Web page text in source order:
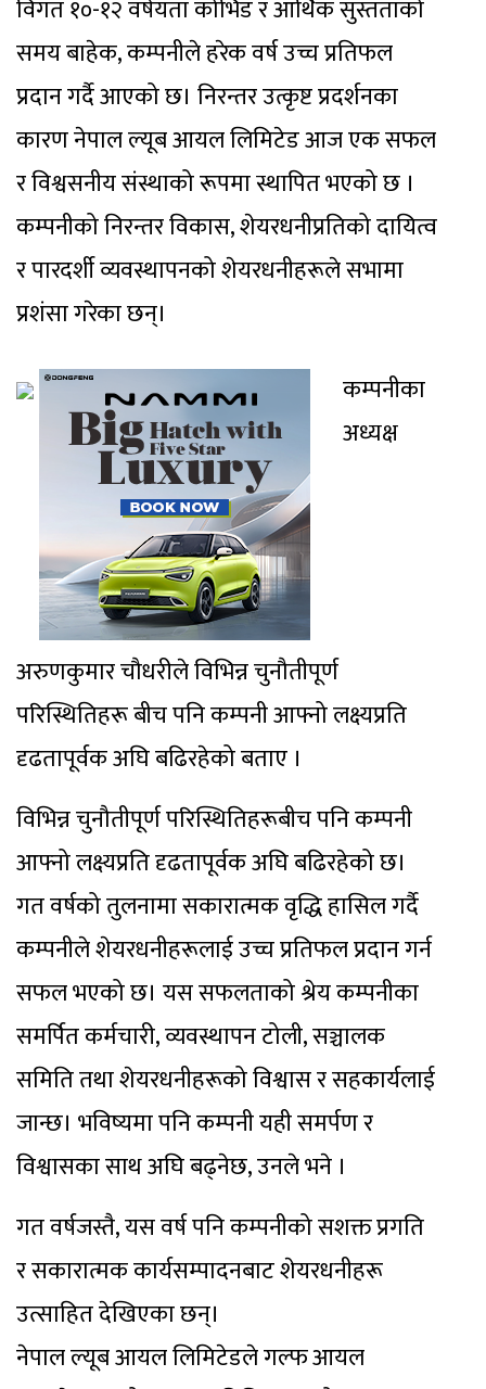
विगत १०-१२ वर्षयता कोभिड र आर्थिक सुस्तताको
समय बाहेक, कम्पनीले हरेक वर्ष उच्च प्रतिफल
प्रदान गर्दै आएको छ। निरन्तर उत्कृष्ट प्रदर्शनका
कारण नेपाल ल्यूब आयल लिमिटेड आज एक सफल
र विश्वसनीय संस्थाको रूपमा स्थापित भएको छ ।
कम्पनीको निरन्तर विकास, शेयरधनीप्रतिको दायित्व
र पारदर्शी व्यवस्थापनको शेयरधनीहरूले सभामा
प्रशंसा गरेका छन्।
कम्पनीका
अध्यक्ष
अरुणकुमार चौधरीले विभिन्न चुनौतीपूर्ण
परिस्थितिहरू बीच पनि कम्पनी आफ्नो लक्ष्यप्रति
दृढतापूर्वक अघि बढिरहेको बताए ।
विभिन्न चुनौतीपूर्ण परिस्थितिहरूबीच पनि कम्पनी
आफ्नो लक्ष्यप्रति दृढतापूर्वक अघि बढिरहेको छ।
गत वर्षको तुलनामा सकारात्मक वृद्धि हासिल गर्दै
कम्पनीले शेयरधनीहरूलाई उच्च प्रतिफल प्रदान गर्न
सफल भएको छ। यस सफलताको श्रेय कम्पनीका
समर्पित कर्मचारी, व्यवस्थापन टोली, सञ्चालक
समिति तथा शेयरधनीहरूको विश्वास र सहकार्यलाई
जान्छ। भविष्यमा पनि कम्पनी यही समर्पण र
विश्वासका साथ अघि बढ्नेछ, उनले भने ।
गत वर्षजस्तै, यस वर्ष पनि कम्पनीको सशक्त प्रगति
र सकारात्मक कार्यसम्पादनबाट शेयरधनीहरू
उत्साहित देखिएका छन्।
नेपाल ल्यूब आयल लिमिटेडले गल्फ आयल